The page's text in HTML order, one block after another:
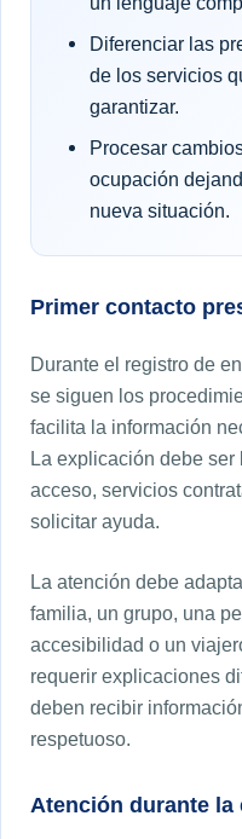
Diferenciar las
de los servicios
garantizar.
Procesar
ocupación
nueva situación.
Primer contacto
Durante el registro de
se siguen los
facilita la información
La explicación debe ser
acceso, servicios
solicitar ayuda.
La atención debe
familia, un grupo, una
accesibilidad o un
requerir explicaciones
deben recibir
respetuoso.
Atención durante la